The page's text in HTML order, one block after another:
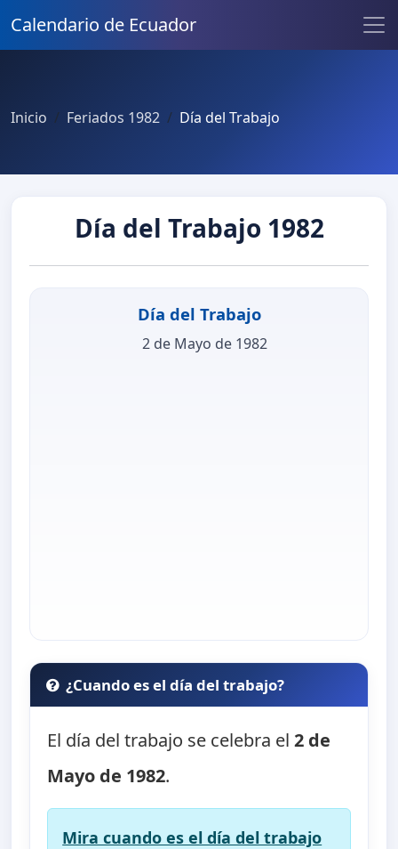
Calendario de Ecuador
Inicio Feriados 1982 Día del Trabajo
Día del Trabajo 1982
Día del Trabajo
2 de Mayo de 1982
¿Cuando es el día del trabajo?
El día del trabajo se celebra el2 de
Mayo de 1982.
Mira cuando es el día del trabajo